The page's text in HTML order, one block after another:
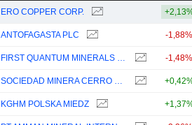
ERO COPPER CORP.
ANTOFAGASTA PLC -1,88%
FIRST QUANTUM MINERALS LTD. -1,48%
SOCIEDAD MINERA CERRO VERDE S.A.A.
KGHM POLSKA MIEDZ